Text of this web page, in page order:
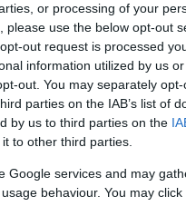
or processing of your
use the below opt-out
out request is processed
information utilized by us
out. You may separately
parties on the IAB’s list of
by us to third parties on the
to other third parties.
Google services and may
behaviour. You may
i VIF: